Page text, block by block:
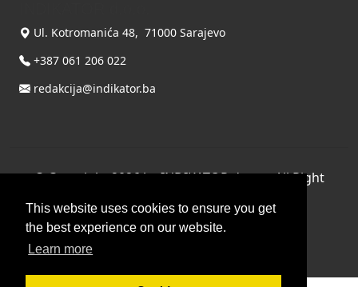
This website uses cookies to ensure you get
the best experience on our website.
Learn more
Ul. Kotromanića 48, 71000 Sarajevo
+387 061 206 022
redakcija@indikator.ba
©Copyright 2026 by INDIKATOR d.o.o., All Right
Terms Of Use|Privacy Statement
Powered by THYME SYSTEMS doo